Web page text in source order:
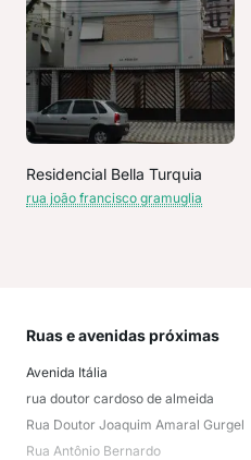
Residencial Bella Turquia
rua joão francisco gramuglia
Ruas e avenidas próximas
Avenida Itália
rua doutor cardoso de almeida
Rua Doutor Joaquim Amaral Gurgel
Rua Antônio Bernardo